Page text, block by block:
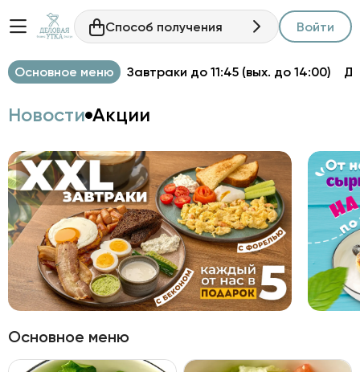
Способ получения Войти
Основное меню Завтраки до 11:45 (вых. до 14:00)
Новости Акции
Основное меню